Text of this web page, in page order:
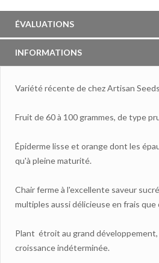
ÉVALUATIONS
INFORMATIONS
Variété récente de chez Artisan
Fruit de 60 à 100 grammes, de type
Épiderme lisse et orange dont les
qu'à pleine maturité.
Chair ferme à l'excellente saveur
multiples aussi délicieuse en frais que
Plant étroit au grand
croissance indéterminée.